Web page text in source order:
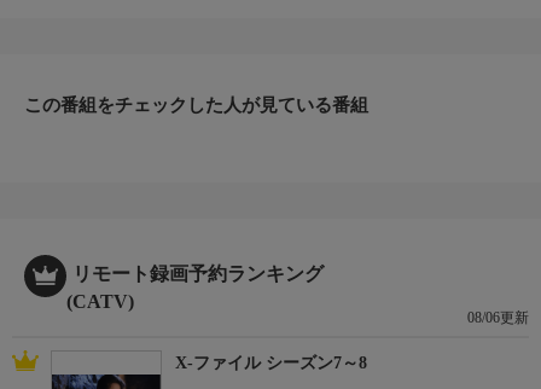
この番組をチェックした人が見ている番組
リモート録画予約ランキング
(CATV)
08/06更新
X-ファイル シーズン7～8